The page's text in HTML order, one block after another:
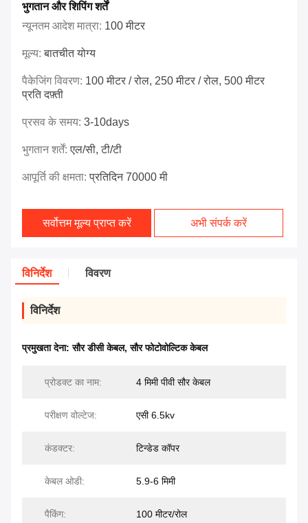
भुगतान और शिपिंग शर्तें
न्यूनतम आदेश मात्रा: 100 मीटर
मूल्य:बातचीत योग्य
पैकेजिंग विवरण: 100 मीटर / रोल, 250 मीटर / रोल, 500 मीटर
प्रति दफ़्ती
प्रसव के समय: 3-10days
भुगतान शर्तें:एल/सी, टी/टी
आपूर्ति की क्षमता:प्रतिदिन 70000 मी
सर्वोत्तम मूल्य प्राप्त करें अभी संपर्क करें
विनिर्देश विवरण
विनिर्देश
प्रमुखता देना:सौर डीसी केबल,सौर फोटोवोल्टिक केबल
प्रोडक्ट का नाम: 4 मिमी पीवी सौर केबल
परीक्षण वोल्टेज: एसी 6.5kv
कंडक्टर: टिन्डेड कॉपर
केबल ओडी: 5.9-6 मिमी
पैकिंग: 100 मीटर/रोल